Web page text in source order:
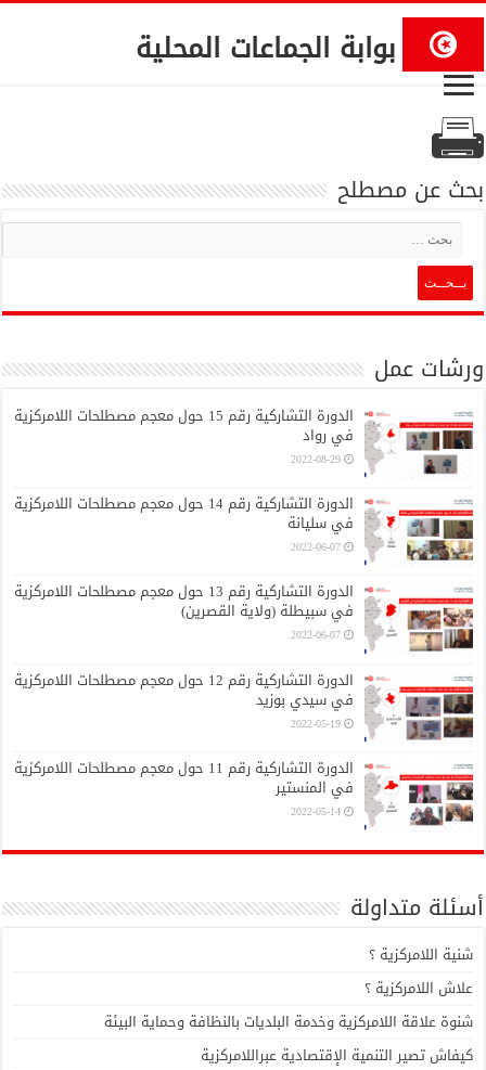
بوابة الجماعات المحلية
بحث عن مصطلح
ورشات عمل
الدورة التشاركية رقم 15 حول معجم مصطلحات اللامركزية
في رواد
2022-08-29
الدورة التشاركية رقم 14 حول معجم مصطلحات اللامركزية
في سليانة
2022-06-07
الدورة التشاركية رقم 13 حول معجم مصطلحات اللامركزية
في سبيطلة (ولاية القصرين)
2022-06-07
الدورة التشاركية رقم 12 حول معجم مصطلحات اللامركزية
في سيدي بوزيد
2022-05-19
الدورة التشاركية رقم 11 حول معجم مصطلحات اللامركزية
في المنستير
2022-05-14
أسئلة متداولة
شنية اللامركزية ؟
علاش اللامركزية ؟
شنوة علاقة اللامركزية وخدمة البلديات بالنظافة وحماية البيئة
كيفاش تصير التنمية الإقتصادية عبراللامركزية